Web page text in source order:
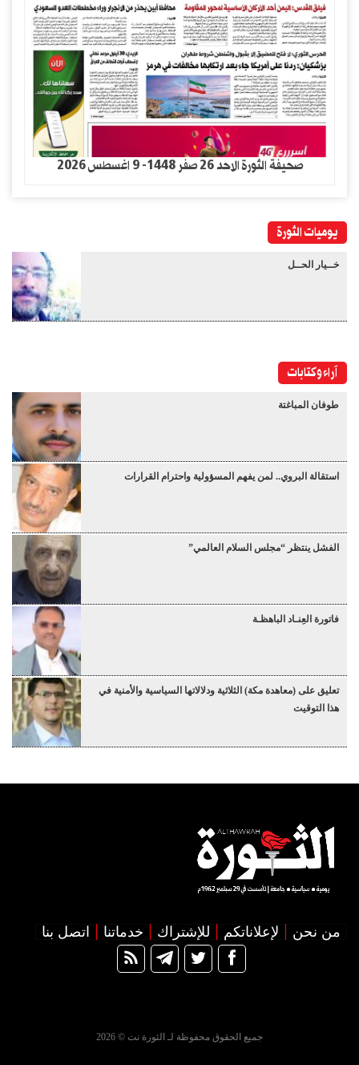
صحيفة الثورة الاحد 26 صفر 1448- 9 اغسطس 2026
يوميات الثورة
خــيار الحــل
آراء وكتابات
طوفان المباغتة
استقالة البروي.. لمن يفهم المسؤولية واحترام القرارات
الفشل ينتظر “مجلس السلام العالمي”
فاتورة العِنـاد الباهظـة
تعليق على (معاهدة مكة) الثلاثية ودلالاتها السياسية والأمنية في
هذا التوقيت
من نحن لإعلاناتكم للإشتراك خدماتنا اتصل بنا
جميع الحقوق محفوظة لـ الثورة نت © 2026